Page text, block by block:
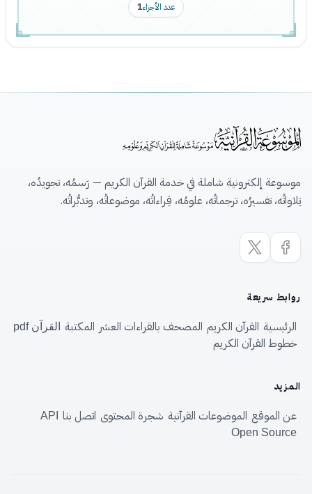
عدد الأجزاء1
موسوعة إلكترونية شاملة في خدمة القرآن الكريم — رَسمُه، تجويدُه،
تِلاواتُه، تفسيرُه، ترجماتُه، علومُه، قِراءاتُه، موضوعاتُه، وتدبُّراتُه.
روابط سريعة
الرئيسية القرآن الكريم المصحف بالقراءات العشر المكتبة القرآن pdf
خطوط القرآن الكريم
المزيد
عن الموقع الموضوعات القرآنية شجرة المحتوى اتصل بنا
API
Open Source